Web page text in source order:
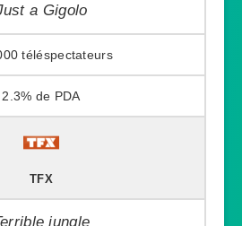
a Gigolo
2.3%
TFX
jungle